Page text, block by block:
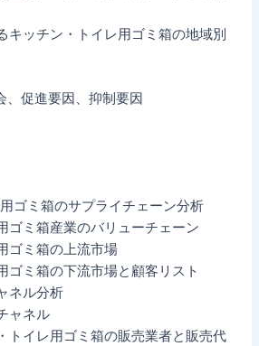
キッチン・トイレ用ゴミ箱の地域別
、促進要因、抑制要因
ゴミ箱のサプライチェーン分析
ゴミ箱産業のバリューチェーン
ゴミ箱の上流市場
ゴミ箱の下流市場と顧客リスト
ネル分析
ャネル
イレ用ゴミ箱の販売業者と販売代